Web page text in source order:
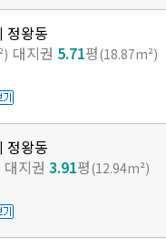
정왕동
대지권 5.71평(18.87m²)
정왕동
대지권 3.91평(12.94m²)